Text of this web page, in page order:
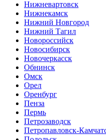
Нижневартовск
Нижнекамск
Нижний Новгород
Нижний Тагил
Новороссийск
Новосибирск
Новочеркасск
Обнинск
Омск
Орел
Оренбург
Пенза
Пермь
Петрозаводск
Петропавловск-